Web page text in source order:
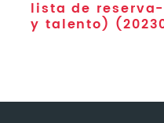
lista de reserva-
y talento)